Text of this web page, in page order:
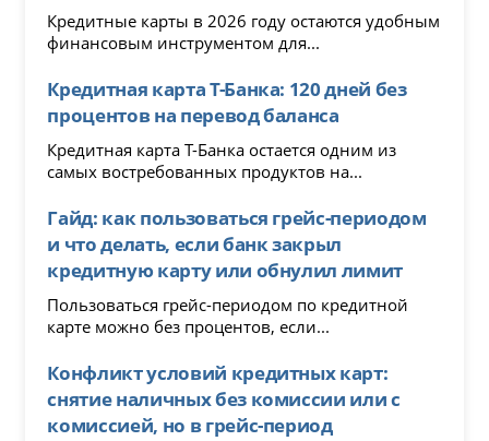
Кредитные карты в 2026 году остаются удобным
финансовым инструментом для...
Кредитная карта Т-Банка: 120 дней без
процентов на перевод баланса
Кредитная карта Т-Банка остается одним из
самых востребованных продуктов на...
Гайд: как пользоваться грейс-периодом
и что делать, если банк закрыл
кредитную карту или обнулил лимит
Пользоваться грейс-периодом по кредитной
карте можно без процентов, если...
Конфликт условий кредитных карт:
снятие наличных без комиссии или с
комиссией, но в грейс-период